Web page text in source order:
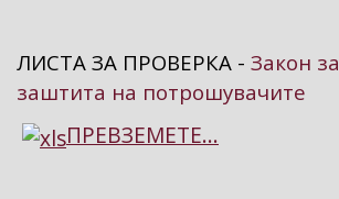
ЛИСТА ЗА ПРОВЕРКА - Закон за
заштита на потрошувачите
ПРЕВЗЕМЕТЕ...